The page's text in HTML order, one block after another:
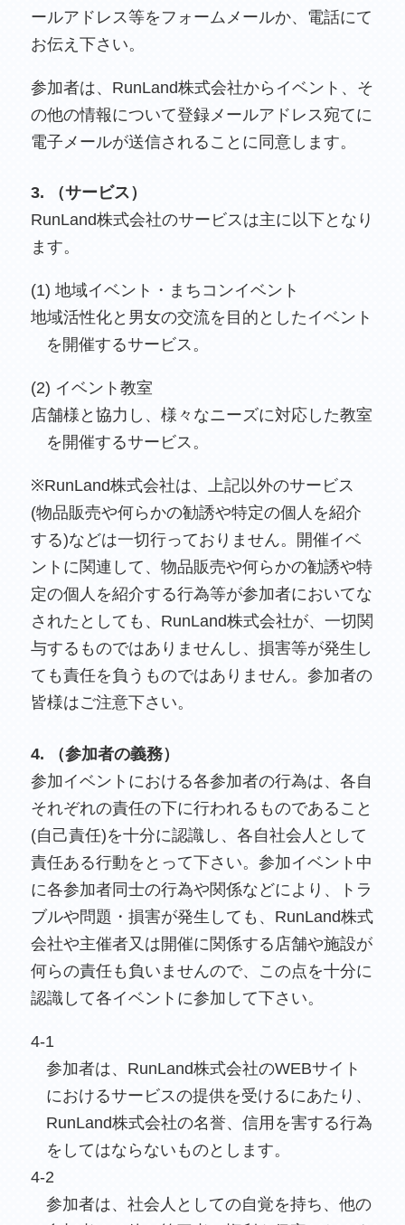
ールアドレス等をフォームメールか、電話にて
お伝え下さい。
参加者は、RunLand株式会社からイベント、そ
の他の情報について登録メールアドレス宛てに
電子メールが送信されることに同意します。
3. （サービス）
RunLand株式会社のサービスは主に以下となり
ます。
(1) 地域イベント・まちコンイベント
地域活性化と男女の交流を目的としたイベント
を開催するサービス。
(2) イベント教室
店舗様と協力し、様々なニーズに対応した教室
を開催するサービス。
※RunLand株式会社は、上記以外のサービス
(物品販売や何らかの勧誘や特定の個人を紹介
する)などは一切行っておりません。開催イベ
ントに関連して、物品販売や何らかの勧誘や特
定の個人を紹介する行為等が参加者においてな
されたとしても、RunLand株式会社が、一切関
与するものではありませんし、損害等が発生し
ても責任を負うものではありません。参加者の
皆様はご注意下さい。
4. （参加者の義務）
参加イベントにおける各参加者の行為は、各自
それぞれの責任の下に行われるものであること
(自己責任)を十分に認識し、各自社会人として
責任ある行動をとって下さい。参加イベント中
に各参加者同士の行為や関係などにより、トラ
ブルや問題・損害が発生しても、RunLand株式
会社や主催者又は開催に関係する店舗や施設が
何らの責任も負いませんので、この点を十分に
認識して各イベントに参加して下さい。
4-1
参加者は、RunLand株式会社のWEBサイト
におけるサービスの提供を受けるにあたり、
RunLand株式会社の名誉、信用を害する行為
をしてはならないものとします。
4-2
参加者は、社会人としての自覚を持ち、他の